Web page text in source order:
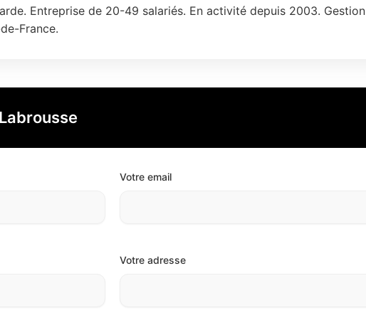
Entreprise de 20-49 salariés. En activité depuis 2003. Gestion
France.
Votre email
Votre adresse